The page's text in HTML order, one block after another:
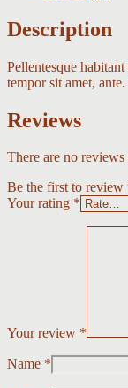
Description
Pellentesque
tempor sit amet,
Reviews
There are no reviews
Be the first to review
Your rating *
Your review *
Name *